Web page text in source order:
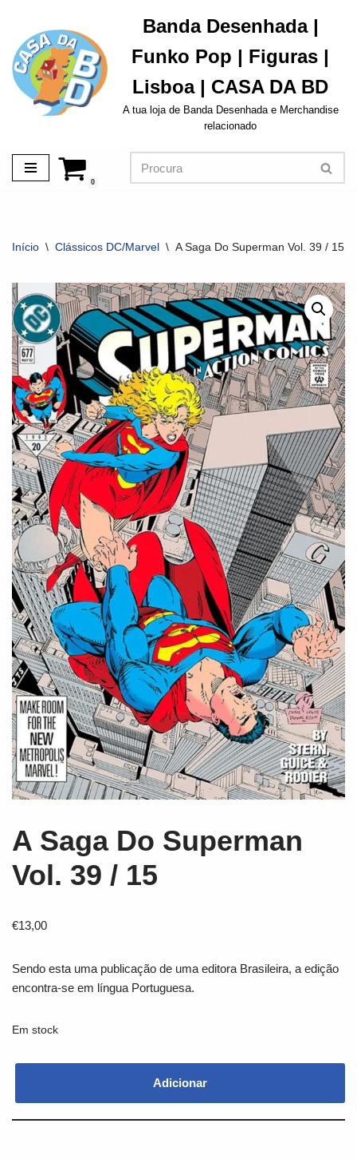
Avançar
para
o
conteúdo
Banda Desenhada |
Funko Pop | Figuras |
Lisboa | CASA DA BD
A tua loja de Banda Desenhada e Merchandise
relacionado
0
Início \ Clássicos DC/Marvel \ A Saga Do Superman Vol. 39 / 15
A Saga Do Superman
Vol. 39 / 15
€13,00
Sendo esta uma publicação de uma editora Brasileira, a edição
encontra-se em língua Portuguesa.
Em stock
Adicionar